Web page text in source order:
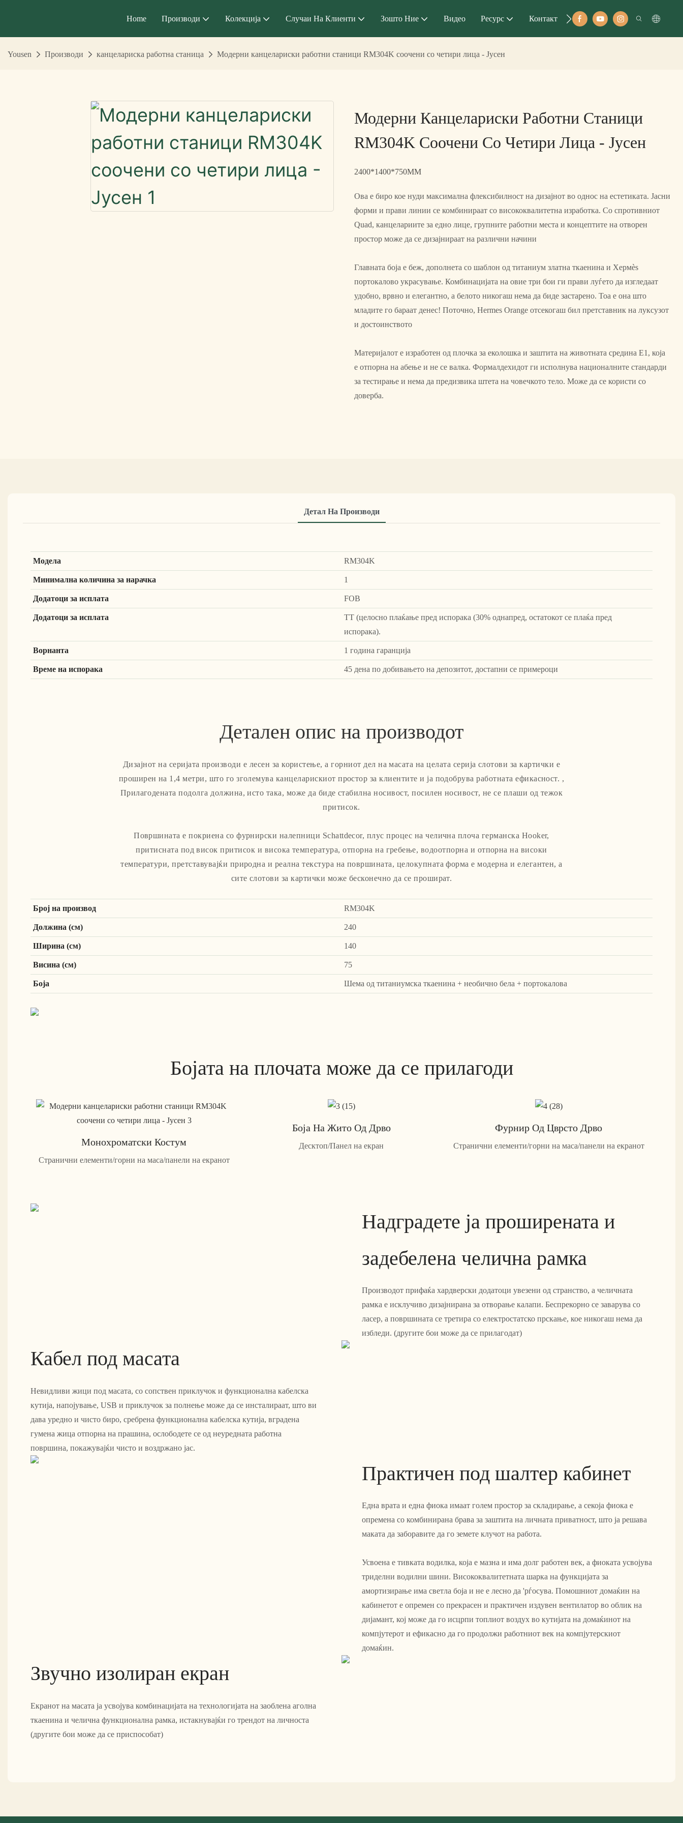
Home Производи Колекција Случаи На Клиенти Зошто Ние Видео Ресурс Контакт
Yousen Производи канцелариска работна станица Модерни канцелариски работни станици RM304K соочени со четири лица - Јусен
Модерни Канцелариски Работни Станици
RM304K Соочени Со Четири Лица - Јусен
2400*1400*750MM
Ова е биро кое нуди максимална флексибилност на дизајнот во однос на естетиката. Јасни
форми и прави линии се комбинираат со висококвалитетна изработка. Со спротивниот
Quad, канцелариите за едно лице, групните работни места и концептите на отворен
простор може да се дизајнираат на различни начини
Главната боја е беж, дополнета со шаблон од титаниум златна ткаенина и Хермès
портокалово украсување. Комбинацијата на овие три бои ги прави луѓето да изгледаат
удобно, врвно и елегантно, а белото никогаш нема да биде застарено. Тоа е она што
младите го бараат денес! Поточно, Hermes Orange отсекогаш бил претставник на луксузот
и достоинството
Материјалот е изработен од плочка за еколошка и заштита на животната средина Е1, која
е отпорна на абење и не се валка. Формалдехидот ги исполнува националните стандарди
за тестирање и нема да предизвика штета на човечкото тело. Може да се користи со
доверба.
Детал На Производи
Модела
RM304K
Минимална количина за нарачка
1
Додатоци за исплата
FOB
Додатоци за исплата
ТТ (целосно плаќање пред испорака (30% однапред, остатокот се плаќа пред
испорака).
Ворнанта
1 година гаранција
Време на испорака
45 дена по добивањето на депозитот, достапни се примероци
Детален опис на производот
Дизајнот на серијата производи е лесен за користење, а горниот дел на масата на целата серија слотови за картички е
проширен на 1,4 метри, што го зголемува канцеларискиот простор за клиентите и ја подобрува работната ефикасност. ,
Прилагодената подолга должина, исто така, може да биде стабилна носивост, посилен носивост, не се плаши од тежок
притисок.
Површината е покриена со фурнирски налепници Schattdecor, плус процес на челична плоча германска Hooker,
притисната под висок притисок и висока температура, отпорна на гребење, водоотпорна и отпорна на високи
температури, претставувајќи природна и реална текстура на површината, целокупната форма е модерна и елегантен, а
сите слотови за картички може бесконечно да се прошират.
Број на производ
RM304K
Должина (см)
240
Ширина (см)
140
Висина (см)
75
Боја
Шема од титаниумска ткаенина + необично бела + портокалова
Бојата на плочата може да се прилагоди
Монохроматски Костум
Странични елементи/горни на маса/панели на екранот
Боја На Жито Од Дрво
Десктоп/Панел на екран
Фурнир Од Цврсто Дрво
Странични елементи/горни на маса/панели на екранот
Надградете ја проширената и
задебелена челична рамка
Производот прифаќа хардверски додатоци увезени од странство, а челичната
рамка е исклучиво дизајнирана за отворање калапи. Беспрекорно се заварува со
ласер, а површината се третира со електростатско прскање, кое никогаш нема да
избледи. (другите бои може да се прилагодат)
Кабел под масата
Невидливи жици под масата, со сопствен приклучок и функционална кабелска
кутија, напојување, USB и приклучок за полнење може да се инсталираат, што ви
дава уредно и чисто биро, сребрена функционална кабелска кутија, вградена
гумена жица отпорна на прашина, ослободете се од неуредната работна
површина, покажувајќи чисто и воздржано јас.
Практичен под шалтер кабинет
Една врата и една фиока имаат голем простор за складирање, а секоја фиока е
опремена со комбинирана брава за заштита на личната приватност, што ја решава
маката да заборавите да го земете клучот на работа.
Усвоена е тивката водилка, која е мазна и има долг работен век, а фиоката усвојува
триделни водилни шини. Висококвалитетната шарка на функцијата за
амортизирање има светла боја и не е лесно да 'рѓосува. Помошниот домаќин на
кабинетот е опремен со прекрасен и практичен издувен вентилатор во облик на
дијамант, кој може да го исцрпи топлиот воздух во кутијата на домаќинот на
компјутерот и ефикасно да го продолжи работниот век на компјутерскиот
домаќин.
Звучно изолиран екран
Екранот на масата ја усвојува комбинацијата на технологијата на заоблена аголна
ткаенина и челична функционална рамка, истакнувајќи го трендот на личноста
(другите бои може да се приспособат)